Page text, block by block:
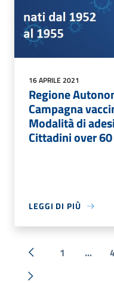
16 APRILE 2021
Regione
Campagna
Modalità di
Cittadini over 60
LEGGI DI PIÙ
« Precedente
1 ...